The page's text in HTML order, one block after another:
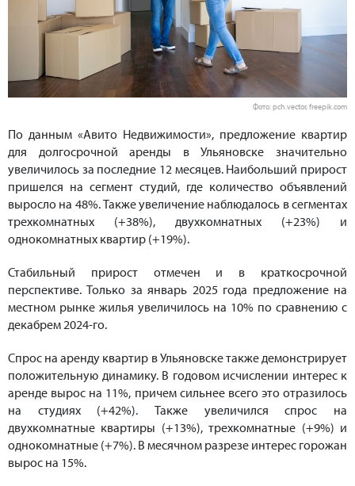
Фото: pch.vector, freepik.com
По данным «Авито Недвижимости», предложение квартир
для долгосрочной аренды в Ульяновске значительно
увеличилось за последние 12 месяцев. Наибольший прирост
пришелся на сегмент студий, где количество объявлений
выросло на 48%. Также увеличение наблюдалось в сегментах
трехкомнатных (+38%), двухкомнатных (+23%) и
однокомнатных квартир (+19%).
Стабильный прирост отмечен и в краткосрочной
перспективе. Только за январь 2025 года предложение на
местном рынке жилья увеличилось на 10% по сравнению с
декабрем 2024-го.
Спрос на аренду квартир в Ульяновске также демонстрирует
положительную динамику. В годовом исчислении интерес к
аренде вырос на 11%, причем сильнее всего это отразилось
на студиях (+42%). Также увеличился спрос на
двухкомнатные квартиры (+13%), трехкомнатные (+9%) и
однокомнатные (+7%). В месячном разрезе интерес горожан
вырос на 15%.